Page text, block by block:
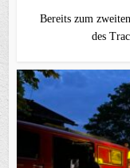
Bereits zum
des